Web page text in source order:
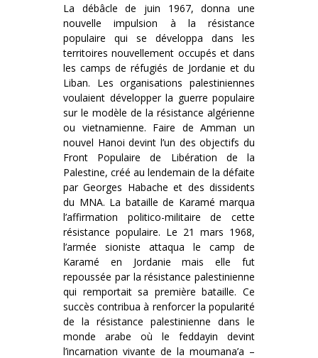
La débâcle de juin 1967, donna une
nouvelle impulsion à la résistance
populaire qui se développa dans les
territoires nouvellement occupés et dans
les camps de réfugiés de Jordanie et du
Liban. Les organisations palestiniennes
voulaient développer la guerre populaire
sur le modèle de la résistance algérienne
ou vietnamienne. Faire de Amman un
nouvel Hanoi devint l’un des objectifs du
Front Populaire de Libération de la
Palestine, créé au lendemain de la défaite
par Georges Habache et des dissidents
du MNA. La bataille de Karamé marqua
l’affirmation politico-militaire de cette
résistance populaire. Le 21 mars 1968,
l’armée sioniste attaqua le camp de
Karamé en Jordanie mais elle fut
repoussée par la résistance palestinienne
qui remportait sa première bataille. Ce
succès contribua à renforcer la popularité
de la résistance palestinienne dans le
monde arabe où le feddayin devint
l’incarnation vivante de la moumana’a –